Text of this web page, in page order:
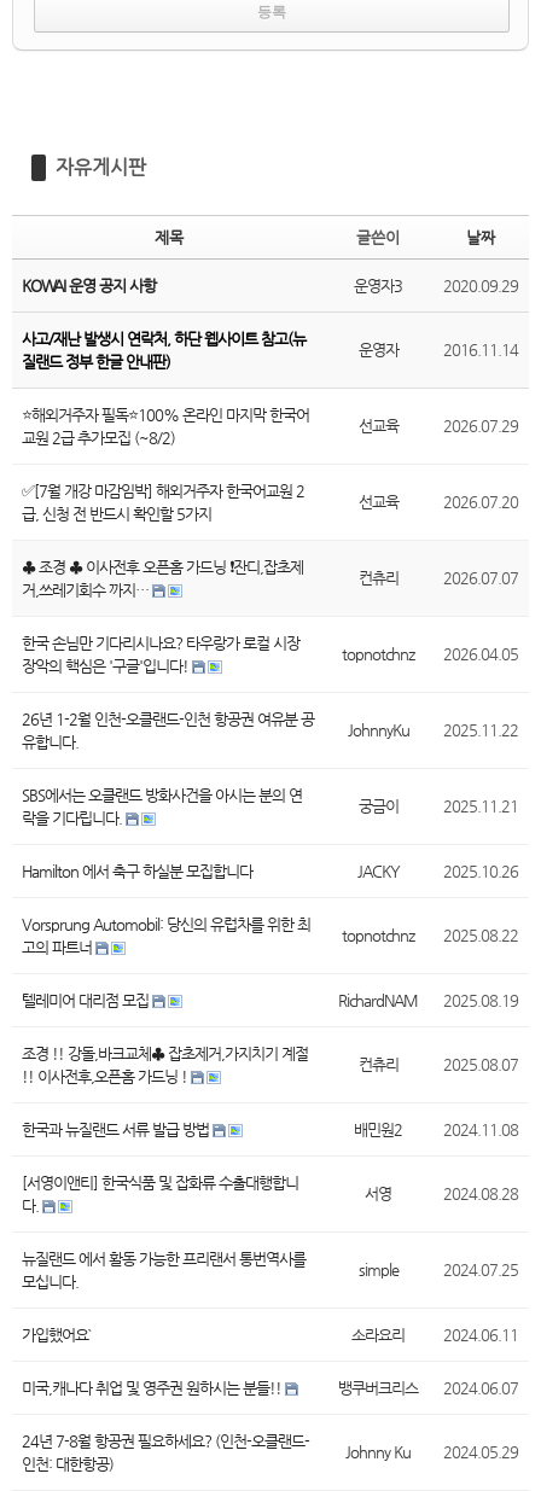
자유게시판
제목 글쓴이 날짜
KOWAI 운영 공지 사항 운영자3 2020.09.29
사고/재난 발생시 연락처, 하단 웹사이트 참고(뉴
질랜드 정부 한글 안내판)
운영자 2016.11.14
⭐해외거주자 필독⭐100% 온라인 마지막 한국어
교원 2급 추가모집 (~8/2)
선교육 2026.07.29
✅[7월 개강 마감임박] 해외거주자 한국어교원 2
급, 신청 전 반드시 확인할 5가지
선교육 2026.07.20
♣ 조경 ♣ 이사전후 오픈홈 가드닝 ❗잔디,잡초제
거,쓰레기회수 까지…
컨츄리 2026.07.07
한국 손님만 기다리시나요? 타우랑가 로컬 시장
장악의 핵심은 '구글'입니다!
topnotchnz 2026.04.05
26년 1-2월 인천-오클랜드-인천 항공권 여유분 공
유합니다.
JohnnyKu 2025.11.22
SBS에서는 오클랜드 방화사건을 아시는 분의 연
락을 기다립니다.
궁금이 2025.11.21
Hamilton 에서 축구 하실분 모집합니다 JACKY 2025.10.26
Vorsprung Automobil: 당신의 유럽차를 위한 최
고의 파트너
topnotchnz 2025.08.22
텔레미어 대리점 모집 RichardNAM 2025.08.19
조경 !! 강돌,바크교체♣ 잡초제거,가지치기 계절
!! 이사전후,오픈홈 가드닝 !
컨츄리 2025.08.07
한국과 뉴질랜드 서류 발급 방법 배민원2 2024.11.08
[서영이앤티] 한국식품 및 잡화류 수출대행합니
다.
서영 2024.08.28
뉴질랜드 에서 활동 가능한 프리랜서 통번역사를
모십니다.
simple 2024.07.25
가입했어요` 소라요리 2024.06.11
미국,캐나다 취업 및 영주권 원하시는 분들!! 뱅쿠버크리스 2024.06.07
24년 7-8월 항공권 필요하세요? (인천-오클랜드-
인천: 대한항공)
Johnny Ku 2024.05.29